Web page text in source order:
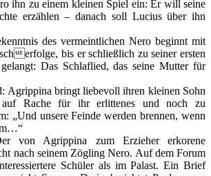
ihn zu einem kleinen Spiel ein: Er will seine
erzählen – danach soll Lucius über ihn
des vermeintlichen Nero beginnt mit
erfolge, bis er schließlich zu seiner ersten
Das Schlaflied, das seine Mutter für
Agrippina bringt liebevoll ihren kleinen Sohn
Rache für ihr erlittenes und noch zu
„Und unsere Feinde werden brennen, wenn
von Agrippina zum Erzieher erkorene
nach seinem Zögling Nero. Auf dem Forum
Schüler als im Palast. Ein Brief